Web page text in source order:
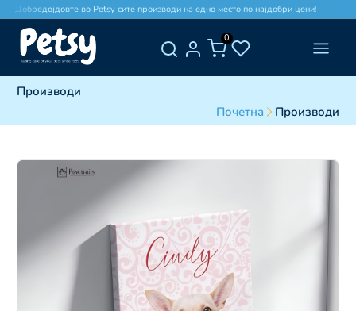
Добредојдовте во Petsy сите производи на едно место по најдобри цени!
0
Производи
Почетна
Производи